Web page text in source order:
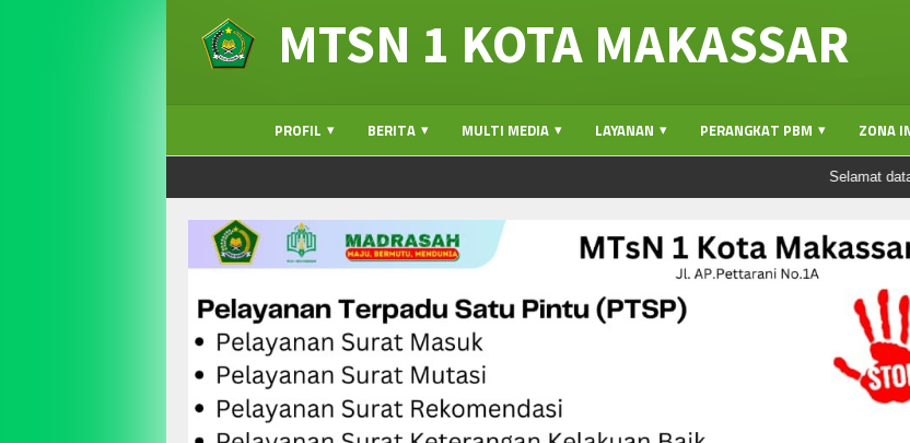
MTSN 1 KOTA MAKASSAR
PROFIL BERITA MULTI MEDIA LAYANAN PERANGKAT PBM ZONA
Selamat datang di